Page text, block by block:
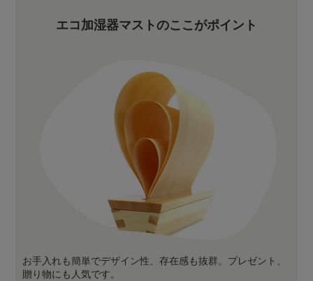
エコ加湿器マストのここがポイント
お手入れも簡単でデザイン性、存在感も抜群。プレゼント、
贈り物にも人気です。